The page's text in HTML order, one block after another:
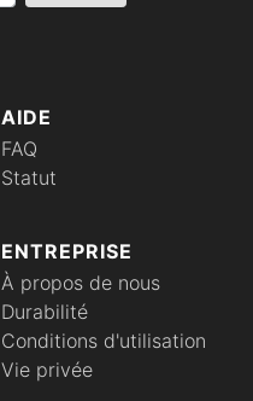
AIDE
FAQ
Statut
ENTREPRISE
À propos de nous
Durabilité
Conditions d'utilisation
Vie privée